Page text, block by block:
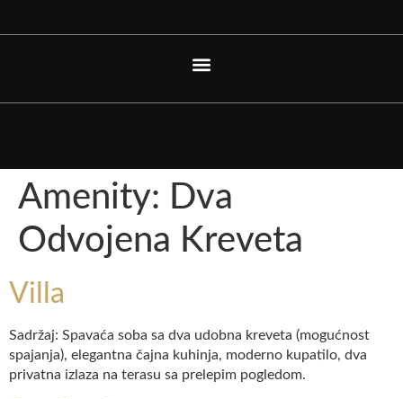
Amenity: Dva
Odvojena Kreveta
Villa
Sadržaj: Spavaća soba sa dva udobna kreveta (mogućnost
spajanja), elegantna čajna kuhinja, moderno kupatilo, dva
privatna izlaza na terasu sa prelepim pogledom.